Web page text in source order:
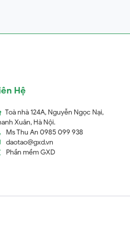
Hệ
Toà nhà 124A, Nguyễn Ngọc Nại,
Xuân, Hà Nội.
Ms Thu An 0985 099 938
daotao@gxd.vn
Phần mềm GXD